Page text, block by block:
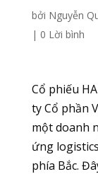
bởi Nguyễn
| 0 Lời bình
Cổ phiếu
ty Cổ phần
một doanh
ứng
phía Bắc.